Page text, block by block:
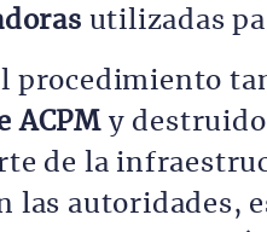
utilizadas
procedimiento
ACPM y
de la
las autoridades,